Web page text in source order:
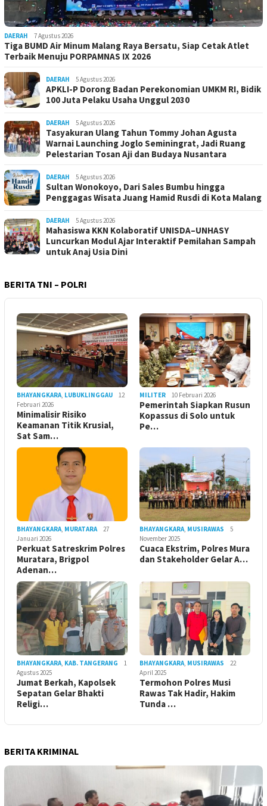
DAERAH 7 Agustus 2026
Tiga BUMD Air Minum Malang Raya Bersatu, Siap Cetak Atlet
Terbaik Menuju PORPAMNAS IX 2026
DAERAH 5 Agustus 2026
APKLI-P Dorong Badan Perekonomian UMKM RI, Bidik
100 Juta Pelaku Usaha Unggul 2030
DAERAH 5 Agustus 2026
Tasyakuran Ulang Tahun Tommy Johan Agusta
Warnai Launching Joglo Seminingrat, Jadi Ruang
Pelestarian Tosan Aji dan Budaya Nusantara
DAERAH 5 Agustus 2026
Sultan Wonokoyo, Dari Sales Bumbu hingga
Penggagas Wisata Juang Hamid Rusdi di Kota Malang
DAERAH 5 Agustus 2026
Mahasiswa KKN Kolaboratif UNISDA–UNHASY
Luncurkan Modul Ajar Interaktif Pemilahan Sampah
untuk Anaj Usia Dini
BERITA TNI – POLRI
BHAYANGKARA, LUBUKLINGGAU
12
Februari 2026
Minimalisir Risiko
Keamanan Titik Krusial,
Sat Sam…
MILITER 10 Februari 2026
Pemerintah Siapkan Rusun
Kopassus di Solo untuk
Pe…
BHAYANGKARA, MURATARA
27
Januari 2026
Perkuat Satreskrim Polres
Muratara, Brigpol
Adenan…
BHAYANGKARA, MUSIRAWAS
5
November 2025
Cuaca Ekstrim, Polres Mura
dan Stakeholder Gelar A…
BHAYANGKARA, KAB. TANGERANG
1
Agustus 2025
Jumat Berkah, Kapolsek
Sepatan Gelar Bhakti
Religi…
BHAYANGKARA, MUSIRAWAS
22
April 2025
Termohon Polres Musi
Rawas Tak Hadir, Hakim
Tunda …
BERITA KRIMINAL